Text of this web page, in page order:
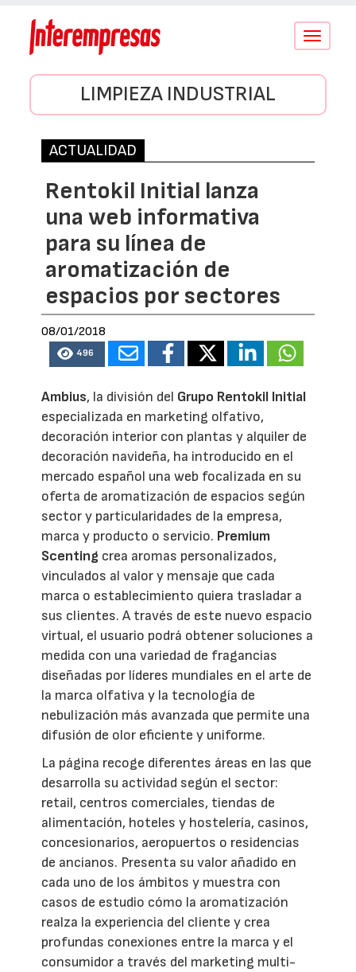
Conmutar
LIMPIEZA INDUSTRIAL
ACTUALIDAD
Rentokil Initial lanza
una web informativa
para su línea de
aromatización de
espacios por sectores
08/01/2018
496
Ambius, la división del Grupo Rentokil Initial
especializada en marketing olfativo,
decoración interior con plantas y alquiler de
decoración navideña, ha introducido en el
mercado español una web focalizada en su
oferta de aromatización de espacios según
sector y particularidades de la empresa,
marca y producto o servicio. Premium
Scenting crea aromas personalizados,
vinculados al valor y mensaje que cada
marca o establecimiento quiera trasladar a
sus clientes. A través de este nuevo espacio
virtual, el usuario podrá obtener soluciones a
medida con una variedad de fragancias
diseñadas por líderes mundiales en el arte de
la marca olfativa y la tecnología de
nebulización más avanzada que permite una
difusión de olor eficiente y uniforme.
La página recoge diferentes áreas en las que
desarrolla su actividad según el sector:
retail, centros comerciales, tiendas de
alimentación, hoteles y hostelería, casinos,
concesionarios, aeropuertos o residencias
de ancianos. Presenta su valor añadido en
cada uno de los ámbitos y muestra con
casos de estudio cómo la aromatización
realza la experiencia del cliente y crea
profundas conexiones entre la marca y el
consumidor a través del marketing multi-